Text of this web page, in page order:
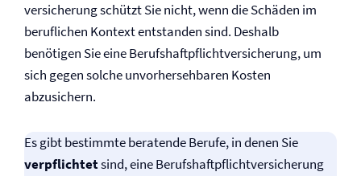
versicherung schützt Sie nicht, wenn die Schäden im
beruflichen Kontext entstanden sind. Deshalb
benötigen Sie eine Berufs­haftpflicht­versicherung, um
sich gegen solche unvorhersehbaren Kosten
abzusichern.
Es gibt bestimmte beratende Berufe, in denen Sie
verpflichtetsind, eine Berufs­haftpflicht­versicherung